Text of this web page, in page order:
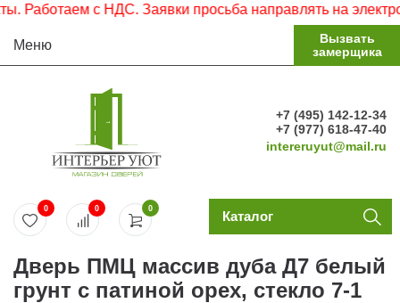
с НДС. Заявки просьба направлять на электронную
Меню
Вызвать
замерщика
+7 (495) 142-12-34
+7 (977) 618-47-40
intereruyut@mail.ru
0
0 0 Каталог
Дверь ПМЦ массив дуба Д7 белый
грунт с патиной орех, стекло 7-1